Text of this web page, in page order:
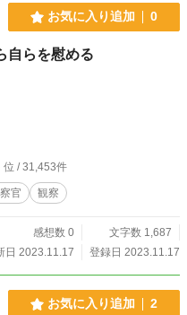
お気に入り追加 0
自らを慰める
位 / 31,453件
官 観察
感想数 0
文字数 1,687
日 2023.11.17
登録日 2023.11.17
お気に入り追加 2